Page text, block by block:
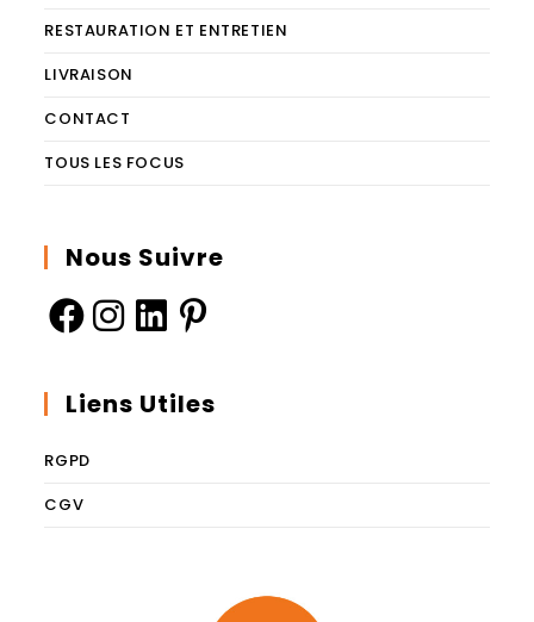
RESTAURATION ET ENTRETIEN
LIVRAISON
CONTACT
TOUS LES FOCUS
Nous Suivre
Liens Utiles
RGPD
CGV